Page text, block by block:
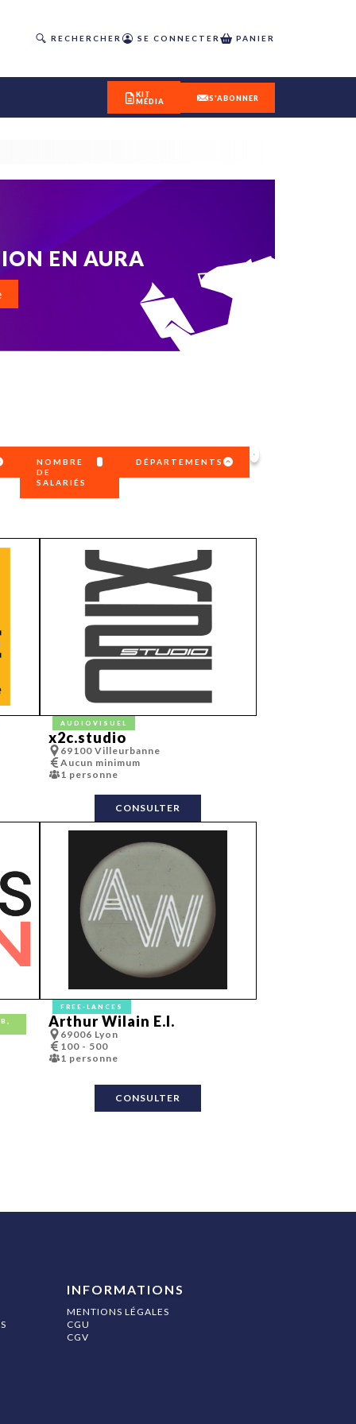
RECHERCHER SE CONNECTER PANIER
DÉCOUVREZ
KIT
MÉDIA
S'ABONNER
EN AURA
set/ grand format…)
000 €
000 €
000 €
20 000€
NOMBRE
DE
SALARIÉS
6 à 10 personnes
11 à 20 personnes
+20 personnes
DÉPARTEMENTS
Ardèche
Drôme
Isère
Loire
Haute-Loire
Puy-de-Dôme
Rhône
Haute-Savoie
AUDIOVISUEL
x2c.studio
69100 Villeurbanne
Aucun minimum
1 personne
CONSULTER
FREE-LANCES
Arthur Wilain E.I.
69006 Lyon
100 - 500
1 personne
CONSULTER
INFORMATIONS
MENTIONS LÉGALES
CGU
CGV